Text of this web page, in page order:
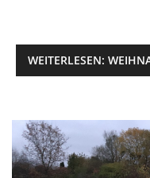
WEITERLESEN: